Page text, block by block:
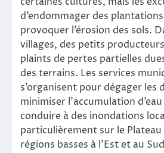
d’endommager des
provoquer l’érosion des sols.
villages, des petits
plaints de pertes partielles
des terrains. Les services
s’organisent pour dégager les
minimiser l’accumulation
conduire à des inondations
particulièrement sur le
régions basses à l’Est et au